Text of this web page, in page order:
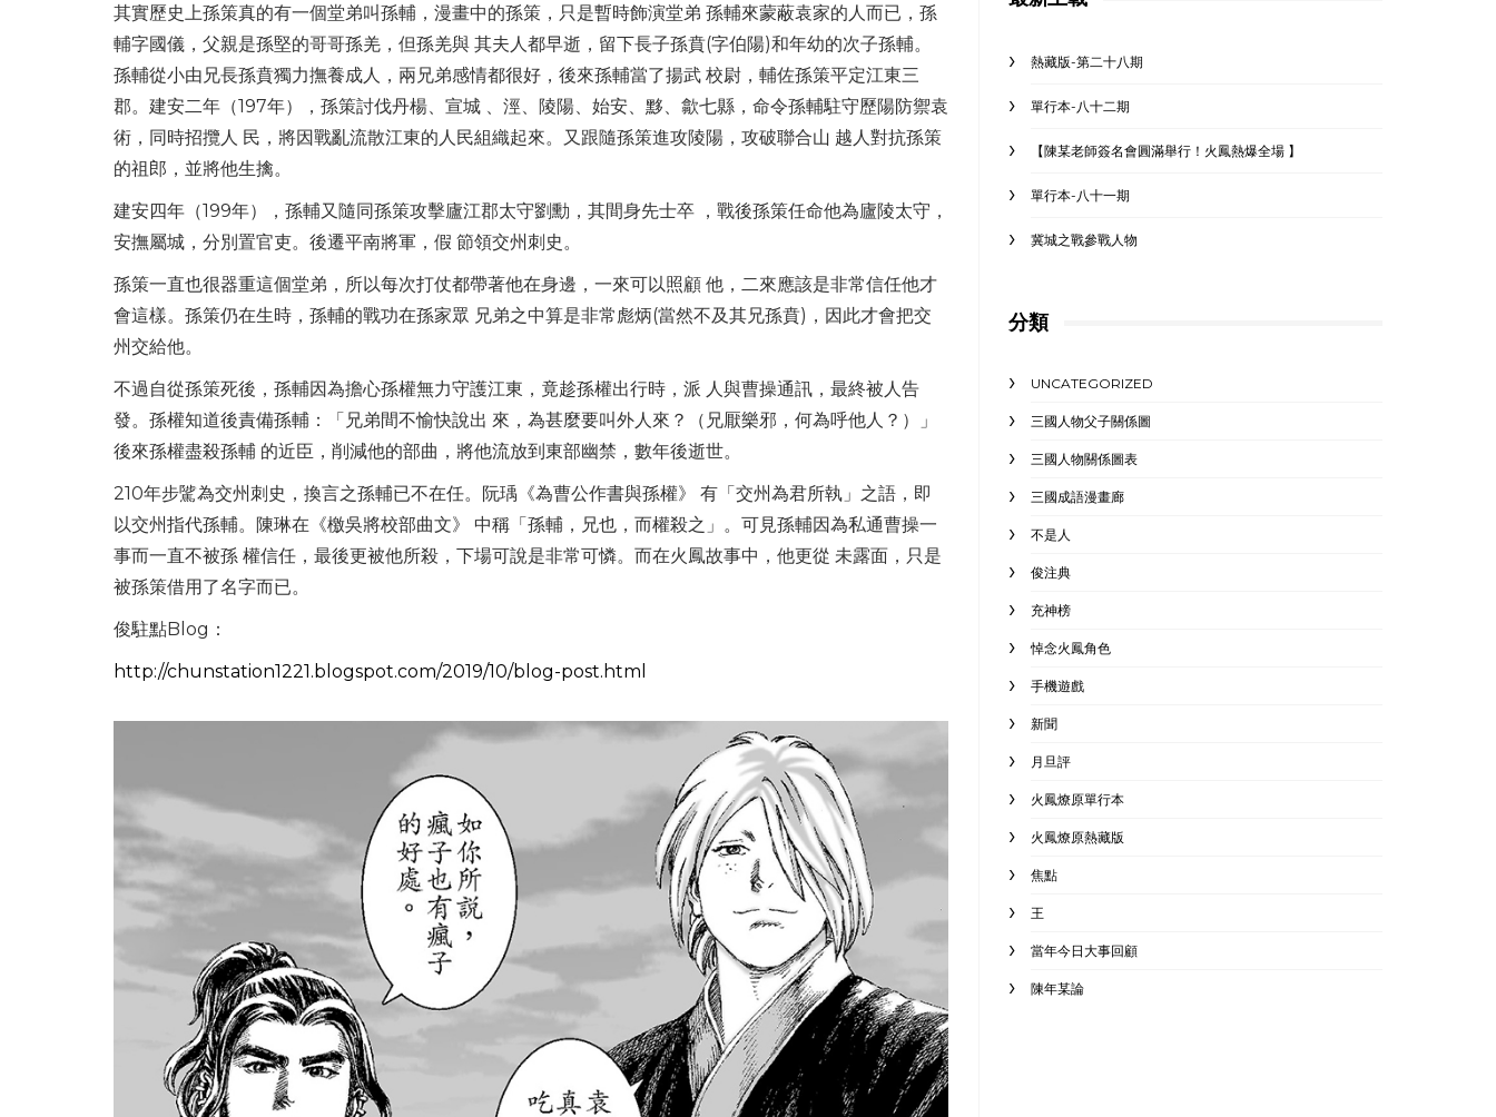
其實歷史上孫策真的有一個堂弟叫孫輔，漫畫中的孫策，只是暫時飾演堂弟 孫輔來蒙蔽袁家的人而已，孫
輔字國儀，父親是孫堅的哥哥孫羌，但孫羌與 其夫人都早逝，留下長子孫賁(字伯陽)和年幼的次子孫輔。
孫輔從小由兄長孫賁獨力撫養成人，兩兄弟感情都很好，後來孫輔當了揚武 校尉，輔佐孫策平定江東三
郡。建安二年（197年），孫策討伐丹楊、宣城 、涇、陵陽、始安、黟、歙七縣，命令孫輔駐守歷陽防禦袁
術，同時招攬人 民，將因戰亂流散江東的人民組織起來。又跟隨孫策進攻陵陽，攻破聯合山 越人對抗孫策
的祖郎，並將他生擒。
建安四年（199年），孫輔又隨同孫策攻擊廬江郡太守劉勳，其間身先士卒 ，戰後孫策任命他為廬陵太守，
安撫屬城，分別置官吏。後遷平南將軍，假 節領交州刺史。
孫策一直也很器重這個堂弟，所以每次打仗都帶著他在身邊，一來可以照顧 他，二來應該是非常信任他才
會這樣。孫策仍在生時，孫輔的戰功在孫家眾 兄弟之中算是非常彪炳(當然不及其兄孫賁)，因此才會把交
州交給他。
不過自從孫策死後，孫輔因為擔心孫權無力守護江東，竟趁孫權出行時，派 人與曹操通訊，最終被人告
發。孫權知道後責備孫輔：「兄弟間不愉快說出 來，為甚麼要叫外人來？（兄厭樂邪，何為呼他人？）」
後來孫權盡殺孫輔 的近臣，削減他的部曲，將他流放到東部幽禁，數年後逝世。
210年步騭為交州刺史，換言之孫輔已不在任。阮瑀《為曹公作書與孫權》 有「交州為君所執」之語，即
以交州指代孫輔。陳琳在《檄吳將校部曲文》 中稱「孫輔，兄也，而權殺之」。可見孫輔因為私通曹操一
事而一直不被孫 權信任，最後更被他所殺，下場可說是非常可憐。而在火鳳故事中，他更從 未露面，只是
被孫策借用了名字而已。
俊駐點Blog：
http://chunstation1221.blogspot.com/2019/10/blog-post.html
熱藏版-第二十八期
單行本-八十二期
【陳某老師簽名會圓滿舉行！火鳳熱爆全場 】
單行本-八十一期
冀城之戰參戰人物
分類
UNCATEGORIZED
三國人物父子關係圖
三國人物關係圖表
三國成語漫畫廊
不是人
俊注典
充神榜
悼念火鳳角色
手機遊戲
新聞
月旦評
火鳳燎原單行本
火鳳燎原熱藏版
焦點
王
當年今日大事回顧
陳年某論